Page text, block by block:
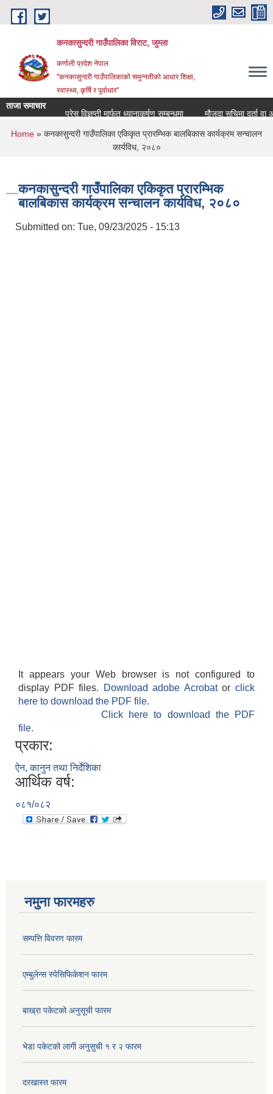
Skip to main content
कनकासुन्दरी गाउँपालिका विराट, जुम्ला
कर्णाली प्रदेश नेपाल
"कनकासुन्दरी गाउँपालिकाको समुन्नतीको आधार शिक्षा,
स्वास्थ्य, कृर्षि र पूर्वाधार"
ताजा समाचार
प्रेस विज्ञप्ती मार्फत ध्यानाकर्षण सम्बन्धमा
मौजुदा सुचिमा दर्ता वा
You are here
Home » कनकासुन्दरी गाउँपालिका एकिकृत प्रारम्भिक बालबिकास कार्यक्रम सन्चालन
कार्यविध, २०८०
कनकासुन्दरी गाउँपालिका एकिकृत प्रारम्भिक
बालबिकास कार्यक्रम सन्चालन कार्यविध, २०८०
Submitted on: Tue, 09/23/2025 - 15:13
It appears your Web browser is not configured to
display PDF files.
Download adobe Acrobatorclick
here to download the PDF file.
Click here to download the PDF
file.
प्रकार:
ऐन, कानुन तथा निर्देशिका
आर्थिक वर्ष:
०८१/०८२
नमुना फारमहरु
सम्पत्ति विवरण फारम
एम्बुलेन्स स्पेसिफिकेशन फारम
बाख्रा पकेटको अनुसूची फारम
भेडा पकेटको लागी अनुसुची १ र २ फारम
दरखास्त फारम